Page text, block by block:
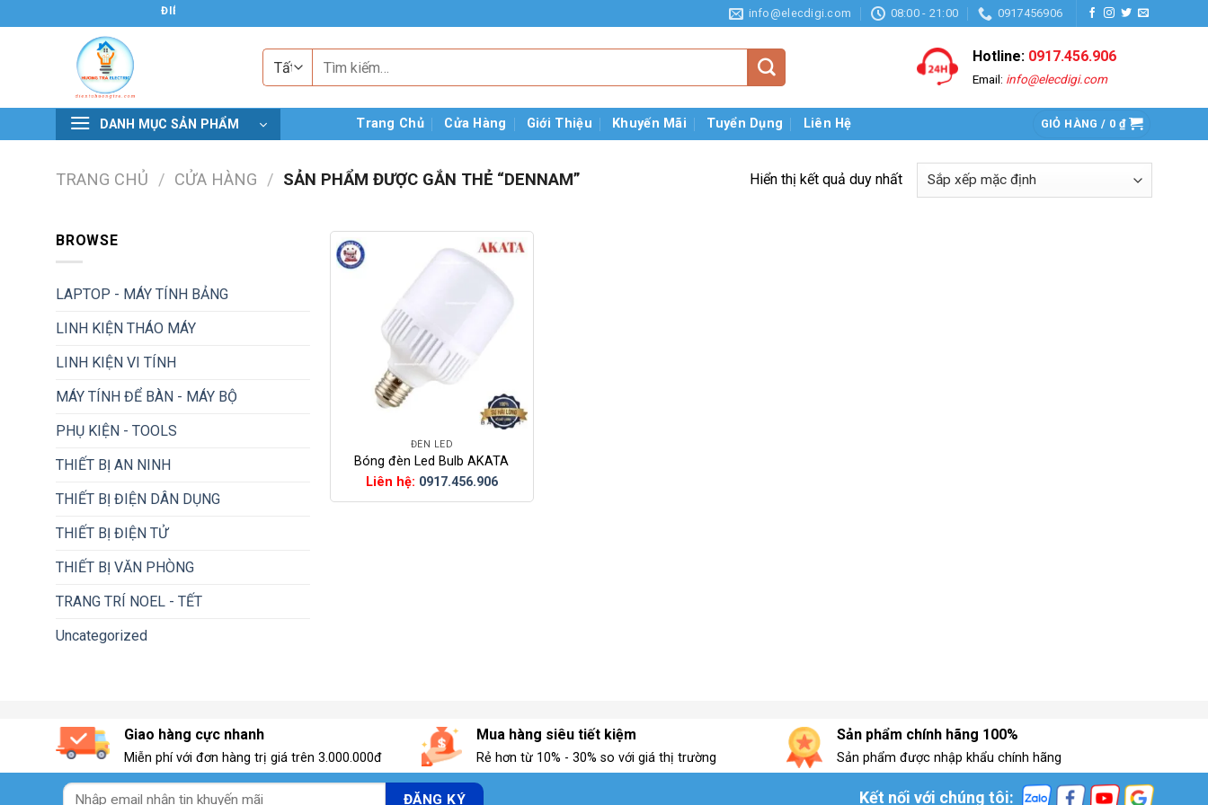
đến
ĐIỆN TỬ HƯƠNG TRÀ info@elecdigi.com 08:00 - 21:00 0917456906
kiếm:
Hotline: 0917.456.906
Email: info@elecdigi.com
DANH MỤC SẢN PHẨM Trang Chủ Cửa Hàng Giới Thiệu Khuyến Mãi Tuyển Dụng Liên Hệ GIỎ HÀNG / 0 ₫
TRANG CHỦ / CỬA HÀNG / SẢN PHẨM ĐƯỢC GẮN THẺ “DENNAM” Hiển thị kết quả duy nhất
BROWSE
LAPTOP - MÁY TÍNH BẢNG
LINH KIỆN THÁO MÁY
LINH KIỆN VI TÍNH
MÁY TÍNH ĐỂ BÀN - MÁY BỘ
PHỤ KIỆN - TOOLS
THIẾT BỊ AN NINH
THIẾT BỊ ĐIỆN DÂN DỤNG
THIẾT BỊ ĐIỆN TỬ
THIẾT BỊ VĂN PHÒNG
TRANG TRÍ NOEL - TẾT
Uncategorized
ĐÈN LED
Bóng đèn Led Bulb AKATA
Liên hệ: 0917.456.906
Giao hàng cực nhanh
Miễn phí với đơn hàng trị giá trên 3.000.000đ
Mua hàng siêu tiết kiệm
Rẻ hơn từ 10% - 30% so với giá thị trường
Sản phẩm chính hãng 100%
Sản phẩm được nhập khẩu chính hãng
Kết nối với chúng tôi: